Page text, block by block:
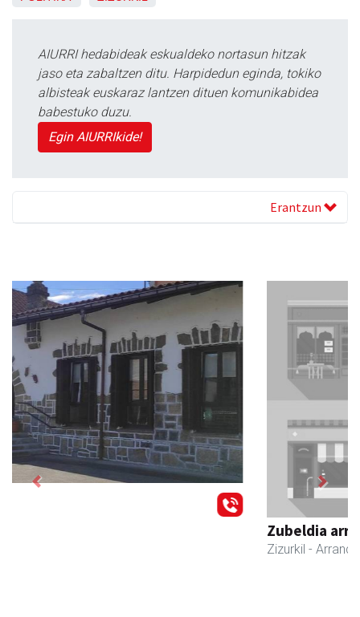
AIURRI hedabideak eskualdeko nortasun hitzak
jaso eta zabaltzen ditu. Harpidedun eginda, tokiko
albisteak euskaraz lantzen dituen komunikabidea
babestuko duzu.
Egin AIURRIkide!
Erantzun
Previous Next